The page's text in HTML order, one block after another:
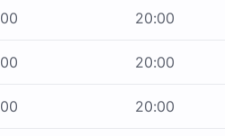
20:00
20:00
20:00